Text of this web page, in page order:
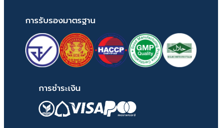
การรับรองมาตรฐาน
การชำระเงิน